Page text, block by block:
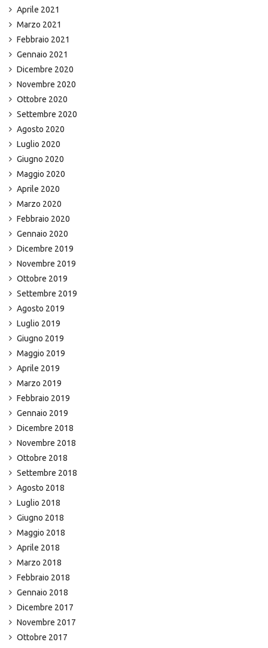
Aprile 2021
Marzo 2021
Febbraio 2021
Gennaio 2021
Dicembre 2020
Novembre 2020
Ottobre 2020
Settembre 2020
Agosto 2020
Luglio 2020
Giugno 2020
Maggio 2020
Aprile 2020
Marzo 2020
Febbraio 2020
Gennaio 2020
Dicembre 2019
Novembre 2019
Ottobre 2019
Settembre 2019
Agosto 2019
Luglio 2019
Giugno 2019
Maggio 2019
Aprile 2019
Marzo 2019
Febbraio 2019
Gennaio 2019
Dicembre 2018
Novembre 2018
Ottobre 2018
Settembre 2018
Agosto 2018
Luglio 2018
Giugno 2018
Maggio 2018
Aprile 2018
Marzo 2018
Febbraio 2018
Gennaio 2018
Dicembre 2017
Novembre 2017
Ottobre 2017